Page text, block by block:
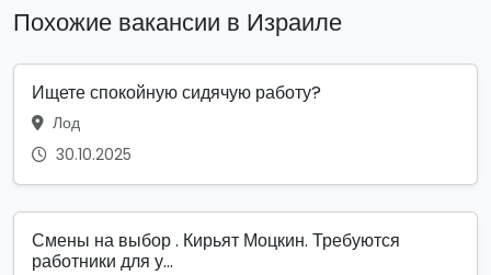
Похожие вакансии в Израиле
Ищете спокойную сидячую работу?
Лод
30.10.2025
Смены на выбор . Кирьят Моцкин. Требуются
работники для у...